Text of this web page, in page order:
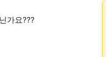
가요???